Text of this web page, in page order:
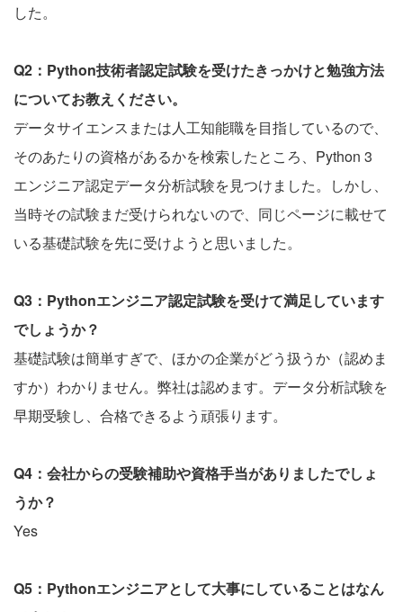
した。
Q2：Python技術者認定試験を受けたきっかけと勉強方法
についてお教えください。
データサイエンスまたは人工知能職を目指しているので、
そのあたりの資格があるかを検索したところ、Python 3
エンジニア認定データ分析試験を見つけました。しかし、
当時その試験まだ受けられないので、同じページに載せて
いる基礎試験を先に受けようと思いました。
Q3：Pythonエンジニア認定試験を受けて満足しています
でしょうか？
基礎試験は簡単すぎで、ほかの企業がどう扱うか（認めま
すか）わかりません。弊社は認めます。データ分析試験を
早期受験し、合格できるよう頑張ります。
Q4：会社からの受験補助や資格手当がありましたでしょ
うか？
Yes
Q5：Pythonエンジニアとして大事にしていることはなん